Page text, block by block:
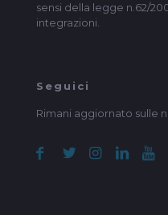
sensi della legge n.62/
integrazioni.
Seguici
Rimani aggiornato sulle